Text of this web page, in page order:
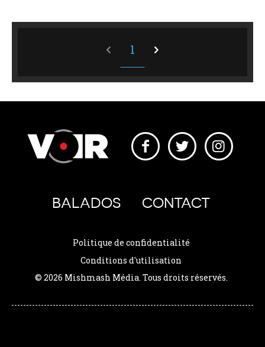
1
BALADOS CONTACT
Politique de confidentialité
Conditions d'utilisation
© 2026 Mishmash Média. Tous droits réservés.